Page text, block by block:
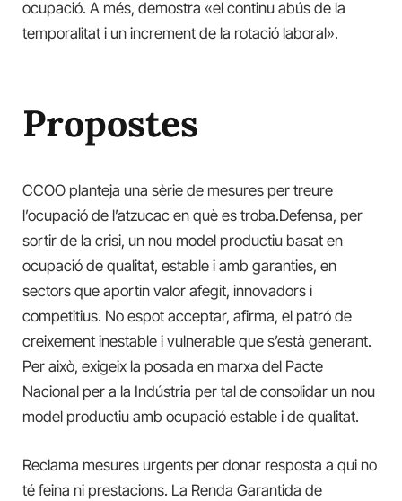
ocupació. A més, demostra «el continu abús de la
temporalitat i un increment de la rotació laboral».
Propostes
CCOO planteja una sèrie de mesures per treure
l’ocupació de l’atzucac en què es troba.Defensa, per
sortir de la crisi, un nou model productiu basat en
ocupació de qualitat, estable i amb garanties, en
sectors que aportin valor afegit, innovadors i
competitius. No espot acceptar, afirma, el patró de
creixement inestable i vulnerable que s’està generant.
Per això, exigeix la posada en marxa del Pacte
Nacional per a la Indústria per tal de consolidar un nou
model productiu amb ocupació estable i de qualitat.
Reclama mesures urgents per donar resposta a qui no
té feina ni prestacions. La Renda Garantida de